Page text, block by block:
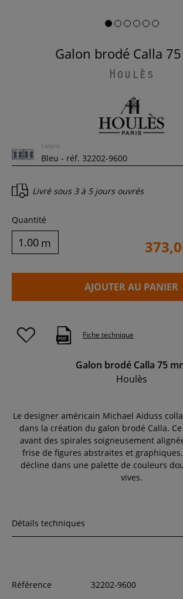
Galon brodé Calla
Houlès
Coloris
Livré sous 3 à 5 jours ouvrés
Quantité
m
AJOUTER AU PANIER
Fiche technique
Galon brodé Calla 75
Houlès
Le designer américain Michael Aiduss
dans la création du galon brodé Calla.
avant des spirales soigneusement
frise de figures abstraites et graphiques.
décline dans une palette de couleurs
vives.
Détails techniques
Référence 32202-9600